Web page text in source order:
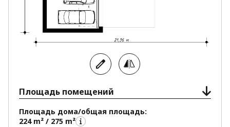
Площадь помещений
Площадь дома/общая площадь:
224 m² / 275 m²